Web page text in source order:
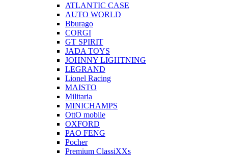
ATLANTIC CASE
AUTO WORLD
Bburago
CORGI
GT SPIRIT
JADA TOYS
JOHNNY LIGHTNING
LEGRAND
Lionel Racing
MAISTO
Militaria
MINICHAMPS
OttO mobile
OXFORD
PAO FENG
Pocher
Premium ClassiXXs